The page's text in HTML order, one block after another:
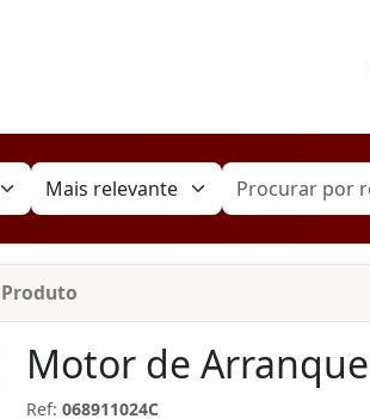
Produto
Motor de Arranque
Ref: 068911024C